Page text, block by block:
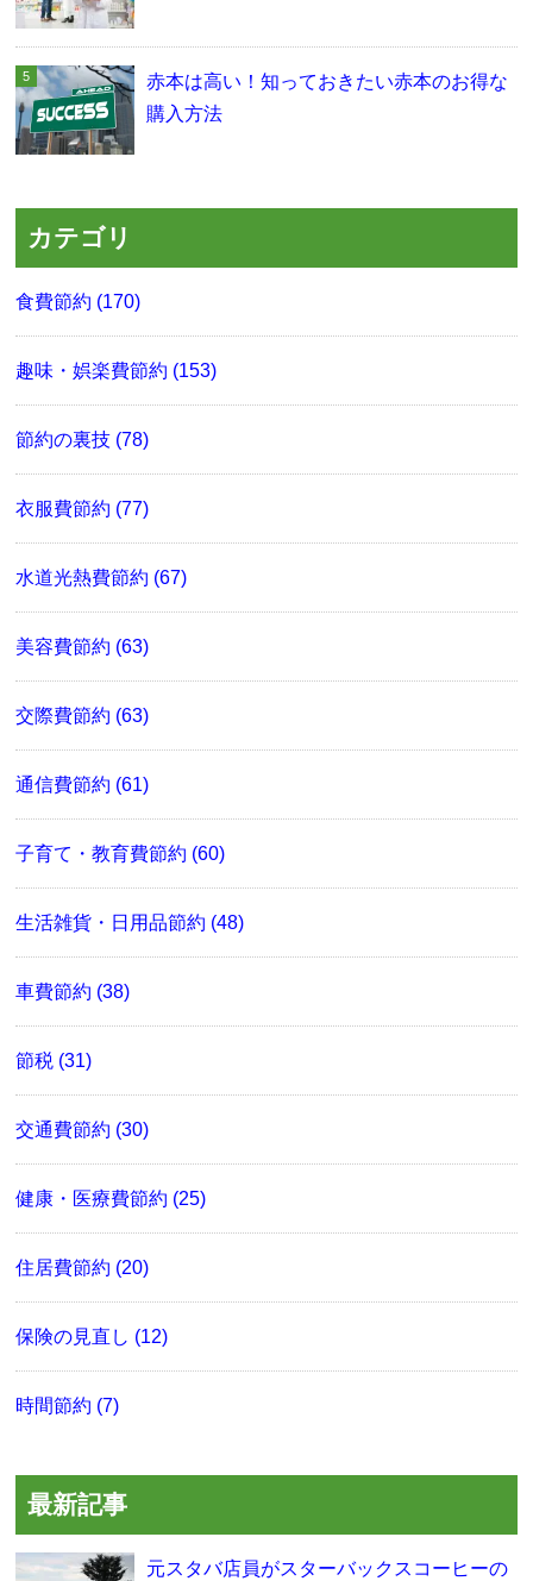
赤本は高い！知っておきたい赤本のお得な
購入方法
カテゴリ
食費節約 (170)
趣味・娯楽費節約 (153)
節約の裏技 (78)
衣服費節約 (77)
水道光熱費節約 (67)
美容費節約 (63)
交際費節約 (63)
通信費節約 (61)
子育て・教育費節約 (60)
生活雑貨・日用品節約 (48)
車費節約 (38)
節税 (31)
交通費節約 (30)
健康・医療費節約 (25)
住居費節約 (20)
保険の見直し (12)
時間節約 (7)
最新記事
元スタバ店員がスターバックスコーヒーの